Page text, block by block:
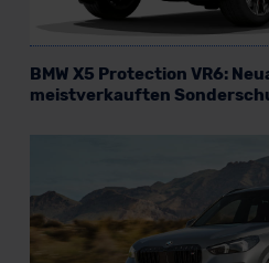
BMW X5 Protection VR6:
meistverkauften